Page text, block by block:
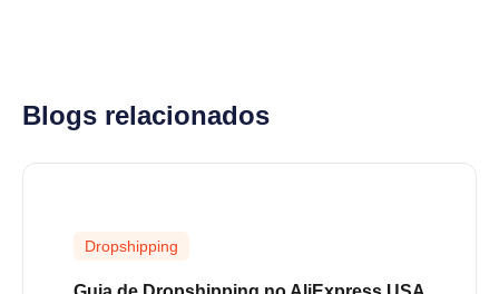
Blogs relacionados
Dropshipping